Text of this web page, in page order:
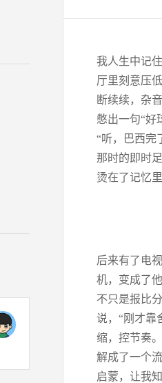
我人生中记
厅里刻意压
断续续，杂
憋出一句“好
“听，巴西完
那时的即时
烫在了记忆里
后来有了电
机，变成了
不只是报比
说，“刚才靠
缩，控节奏
解成了一个
启蒙，让我